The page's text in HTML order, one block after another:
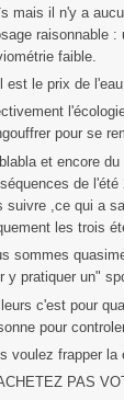
mais il n'y a
raisonnable
faible.
est le prix de
pour se
et encore
de
suivre ,ce qui a
les trois
sommes
y pratiquer un"
c'est pour
pour
voulez frapper la
PAS